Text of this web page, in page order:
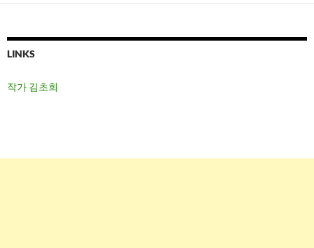
LINKS
작가 김초희